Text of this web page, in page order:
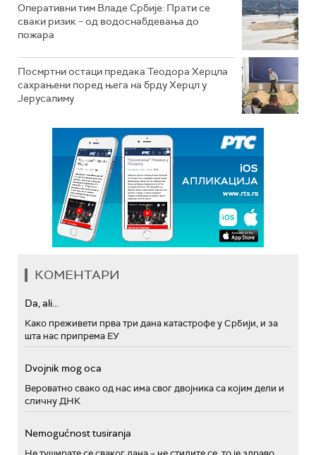
Оперативни тим Владе Србије: Прати се
сваки ризик – од водоснабдевања до
пожара
Посмртни остаци предака Теодора Херцла
сахрањени поред њега на брду Херцл у
Јерусалиму
КОМЕНТАРИ
Da, ali...
Како преживети прва три дана катастрофе у Србији, и за
шта нас припрема ЕУ
Dvojnik mog oca
Вероватно свако од нас има свог двојника са којим дели и
сличну ДНК
Nemogućnost tusiranja